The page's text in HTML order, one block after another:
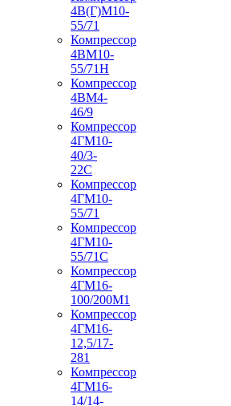
4В(Г)М10-
55/71
Компрессор
4ВМ10-
55/71Н
Компрессор
4ВМ4-
46/9
Компрессор
4ГМ10-
40/3-
22С
Компрессор
4ГМ10-
55/71
Компрессор
4ГМ10-
55/71С
Компрессор
4ГМ16-
100/200М1
Компрессор
4ГМ16-
12,5/17-
281
Компрессор
4ГМ16-
14/14-